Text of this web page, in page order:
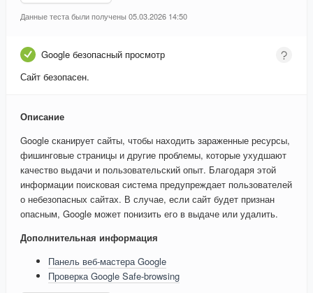
Данные теста были получены 05.03.2026 14:50
Google безопасный просмотр
Сайт безопасен.
Описание
Google сканирует сайты, чтобы находить зараженные ресурсы,
фишинговые страницы и другие проблемы, которые ухудшают
качество выдачи и пользовательский опыт. Благодаря этой
информации поисковая система предупреждает пользователей
о небезопасных сайтах. В случае, если сайт будет признан
опасным, Google может понизить его в выдаче или удалить.
Дополнительная информация
Панель веб-мастера Google
Проверка Google Safe-browsing